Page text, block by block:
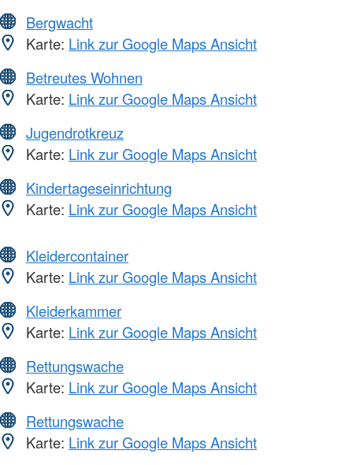
Bergwacht
Karte: Link zur Google Maps Ansicht
Betreutes Wohnen
Karte: Link zur Google Maps Ansicht
Jugendrotkreuz
Karte: Link zur Google Maps Ansicht
Kindertageseinrichtung
Karte: Link zur Google Maps Ansicht
Kleidercontainer
Karte: Link zur Google Maps Ansicht
Kleiderkammer
Karte: Link zur Google Maps Ansicht
Rettungswache
Karte: Link zur Google Maps Ansicht
Rettungswache
Karte: Link zur Google Maps Ansicht